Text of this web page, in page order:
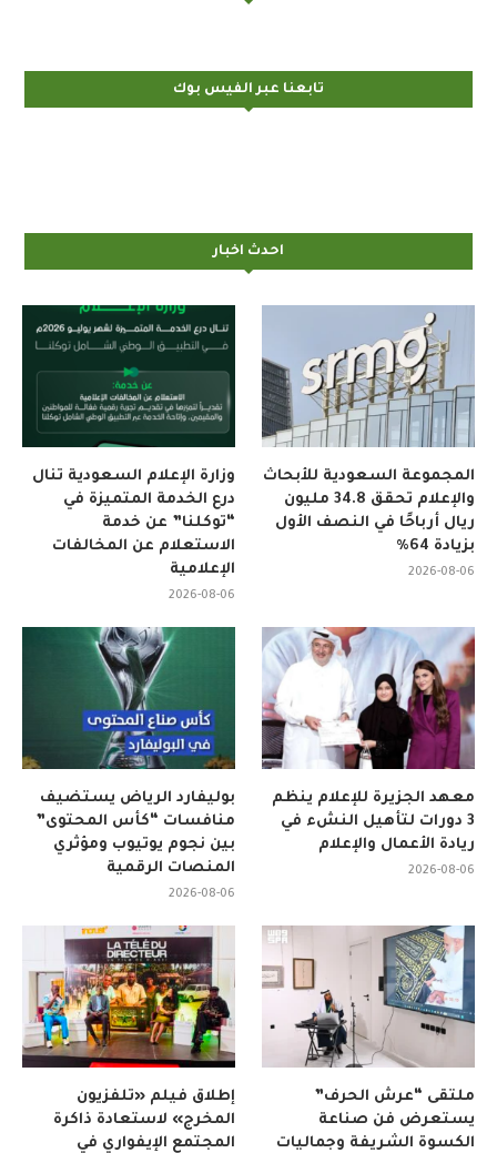
تابعنا عبر الفيس بوك
احدث اخبار
وزارة الإعلام السعودية تنال
درع الخدمة المتميزة في
“توكلنا” عن خدمة
الاستعلام عن المخالفات
الإعلامية
2026-08-06
المجموعة السعودية للأبحاث
والإعلام تحقق 34.8 مليون
ريال أرباحًا في النصف الأول
بزيادة 64%
2026-08-06
بوليفارد الرياض يستضيف
منافسات “كأس المحتوى”
بين نجوم يوتيوب ومؤثري
المنصات الرقمية
2026-08-06
معهد الجزيرة للإعلام ينظم
3 دورات لتأهيل النشء في
ريادة الأعمال والإعلام
2026-08-06
إطلاق فيلم «تلفزيون
المخرج» لاستعادة ذاكرة
المجتمع الإيفواري في
ملتقى “عرش الحرف”
يستعرض فن صناعة
الكسوة الشريفة وجماليات